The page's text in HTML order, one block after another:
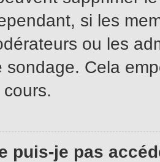
si les
ou les
sondage. Cela
puis-je pas